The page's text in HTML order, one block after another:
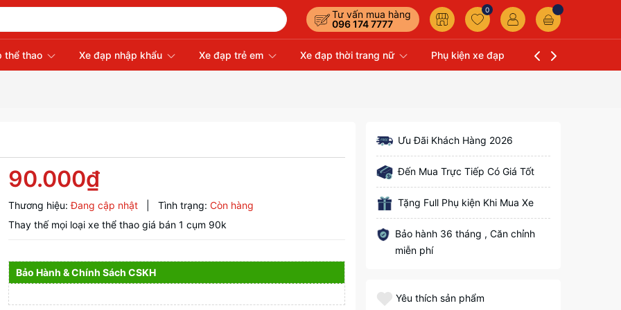
Tư vấn mua hàng
096 174 7777
0
thể thao Xe đạp nhập khẩu Xe đạp trẻ em Xe đạp thời trang nữ Phụ kiện xe đạp Liên hệ
90.000₫
Thương hiệu: Đang cập nhật Tình trạng: Còn hàng
Thay thế mọi loại xe thể thao giá bán 1 cụm 90k
Bảo Hành & Chính Sách CSKH
Ưu Đãi Khách Hàng 2026
Đến Mua Trực Tiếp Có Giá Tốt
Tặng Full Phụ kiện Khi Mua Xe
Bảo hành 36 tháng , Căn chỉnh
miễn phí
Yêu thích sản phẩm